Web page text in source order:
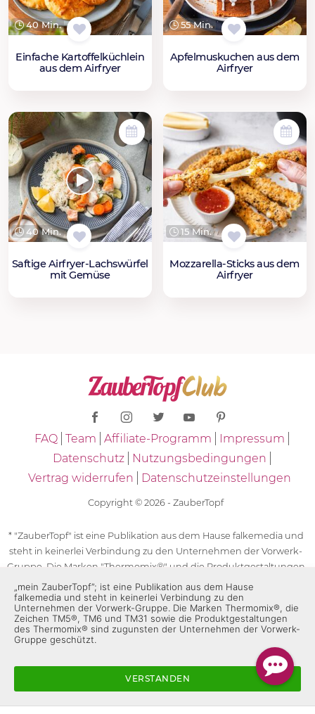
40 Min.
Einfache Kartoffelküchlein
aus dem Airfryer
55 Min.
Apfelmuskuchen aus dem
Airfryer
40 Min.
Saftige Airfryer-Lachswürfel
mit Gemüse
15 Min.
Mozzarella-Sticks aus dem
Airfryer
FAQ Team Affiliate-Programm
Impressum
Datenschutz
Nutzungsbedingungen
Vertrag widerrufen
Datenschutzeinstellungen
Copyright © 2026 - ZauberTopf
* "ZauberTopf" ist eine Publikation aus dem Hause falkemedia und
steht in keinerlei Verbindung zu den Unternehmen der Vorwerk-
Gruppe. Die Marken "Thermomix®" und die Produktgestaltungen
des "Thermomix®" sind eingetragene Marken der Unternehmen
der Vorwerk-Gruppe. Die Marken Thermomix®, die Zeichen TM5®,
TM6 und TM31 sowie die Produktgestaltungen des Thermomix®
sind zugunsten der Unternehmen der Vorwerk-Gruppe
geschützt. Für die Rezeptangaben in "ZauberTopf" ist
„mein ZauberTopf”; ist eine Publikation aus dem Hause
falkemedia und steht in keinerlei Verbindung zu den
Unternehmen der Vorwerk-Gruppe. Die Marken Thermomix®, die
Zeichen TM5®, TM6 und TM31 sowie die Produktgestaltungen
des Thermomix® sind zugunsten der Unternehmen der Vorwerk-
Gruppe geschützt.
VERSTANDEN